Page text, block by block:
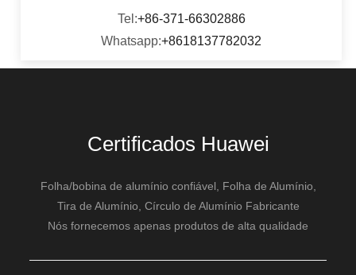
Tel:+86-371-66302886
Whatsapp:+8618137782032
Certificados Huawei
Folha/bobina de alumínio confiável, Folha de Alumínio,
Tira de Alumínio, Círculo de Alumínio Fabricante
Nós fornecemos apenas produtos de alta qualidade